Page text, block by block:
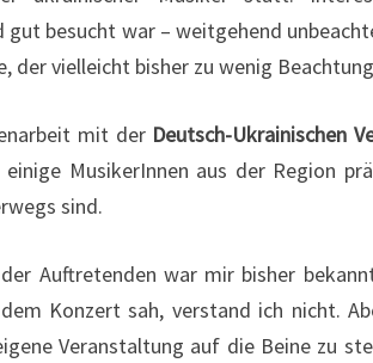
gut besucht war – weitgehend
der vielleicht bisher zu wenig
mit der Deutsch-Ukrainischen
einige MusikerInnen aus der Region
sind.
Auftretenden war mir bisher
Konzert sah, verstand ich nicht.
Veranstaltung auf die Beine zu